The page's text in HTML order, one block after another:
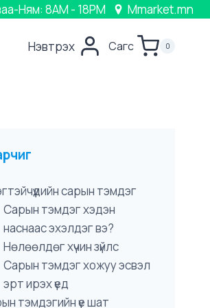
Ням: 8AM - 18PM Mmarket.mn
Нэвтрэх Сагс 0
сарын тэмдэг
Сарын тэмдэг хэдэн
наснаас эхэлдэг вэ?
Нөлөөлдөг хүчин зүйлс
Сарын тэмдэг хожуу эсвэл
эрт ирэх үед
тэмдэгийн үе шат